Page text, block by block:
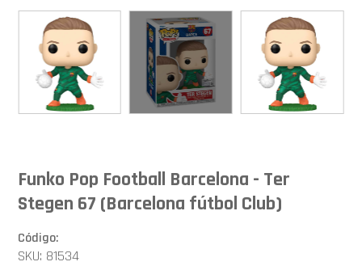
Funko Pop Football Barcelona - Ter
Stegen 67 (Barcelona fútbol Club)
Código:
SKU: 81534